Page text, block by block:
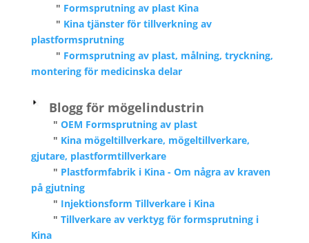
" Formsprutning av plast Kina
" Kina tjänster för tillverkning av
plastformsprutning
" Formsprutning av plast, målning, tryckning,
montering för medicinska delar
Blogg för mögelindustrin
" OEM Formsprutning av plast
" Kina mögeltillverkare, mögeltillverkare,
gjutare, plastformtillverkare
" Plastformfabrik i Kina - Om några av kraven
på gjutning
" Injektionsform Tillverkare i Kina
" Tillverkare av verktyg för formsprutning i
Kina